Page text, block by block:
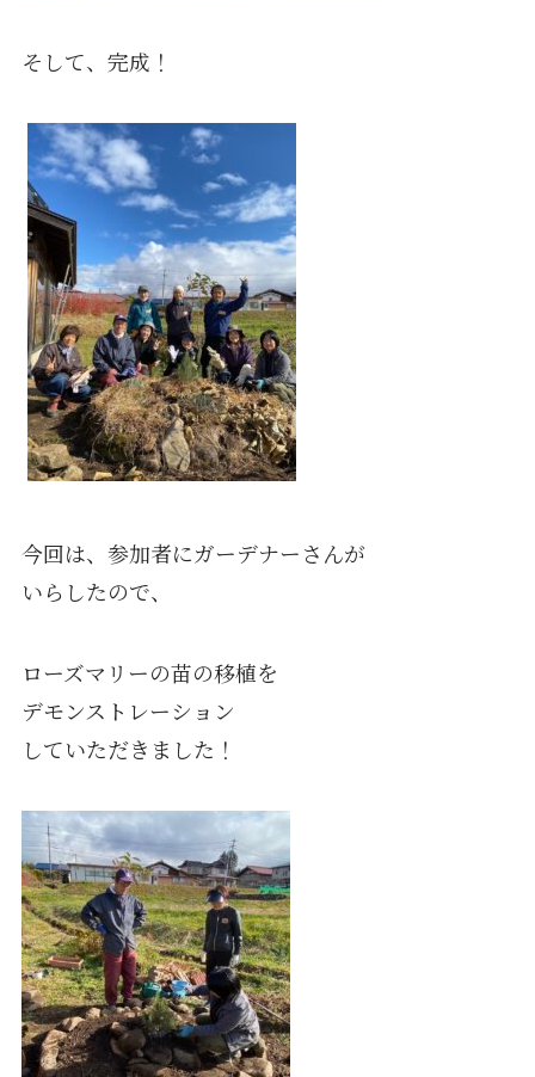
そして、完成！
今回は、参加者にガーデナーさんが
いらしたので、
ローズマリーの苗の移植を
デモンストレーション
していただきました！